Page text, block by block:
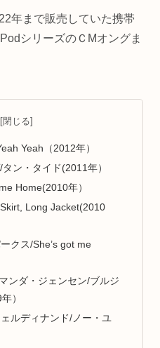
年まで販売していた携帯
シリーズのＣMオングま
Yeah（2012年）
ン・タイド(2011年）
Home(2010年）
Long Jacket(2010
クス/She’s got me
ンダ・ジェンセン/ブルジ
）
ルディナンド/ノー・ユ